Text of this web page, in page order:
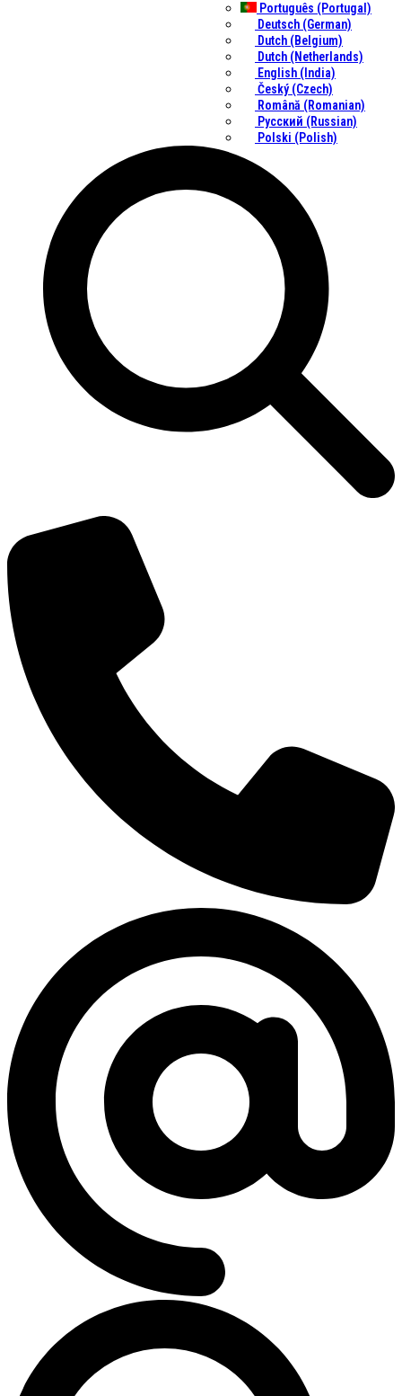
Português (Portugal)
Deutsch (German)
Dutch (Belgium)
Dutch (Netherlands)
English (India)
Český (Czech)
Română (Romanian)
Русский (Russian)
Polski (Polish)